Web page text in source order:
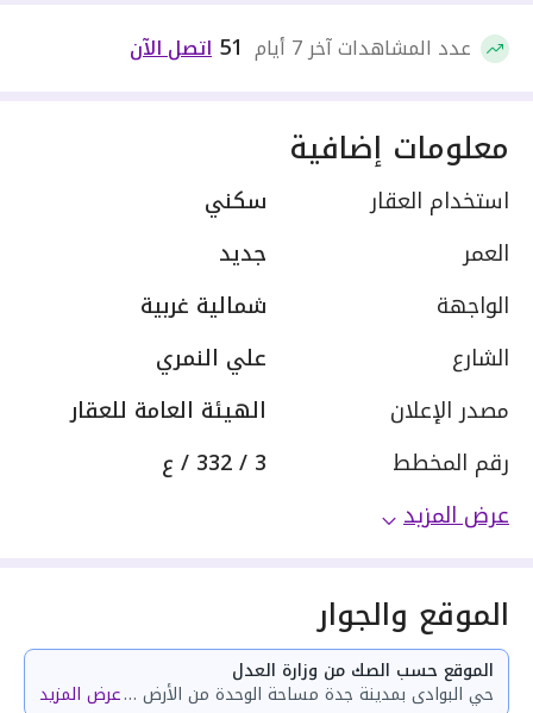
عدد المشاهدات آخر 7 أيام 51 اتصل الآن
معلومات إضافية
استخدام العقار
سكني
العمر
جديد
الواجهة
شمالية غربية
الشارع
علي النمري
مصدر الإعلان
الهيئة العامة للعقار
رقم المخطط
3 / 332 / ع
عرض المزيد
الموقع والجوار
الموقع حسب الصك من وزارة العدل
حي البوادى بمدينة جدة مساحة الوحدة من الأرض 37.1 متر وتختص من المنافع والأجزاء المشتركة بمساحة 79.1 مترعرض المزيد